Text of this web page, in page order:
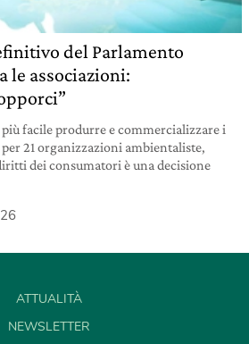
del Parlamento
le associazioni:
più facile produrre e commercializzare i
21 organizzazioni ambientaliste,
dei consumatori è una decisione
ATTUALITÀ
NEWSLETTER